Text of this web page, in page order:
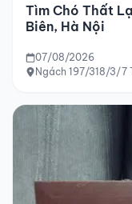
Tìm Chó Thất
Biên, Hà Nội
07/08/2026
Ngách 197/318/3/7